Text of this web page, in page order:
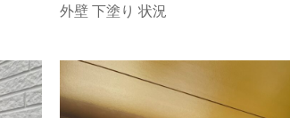
外壁 下塗り 状況